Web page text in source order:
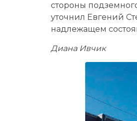
стороны
уточнил Евгений
надлежащем
Диана Ивчик